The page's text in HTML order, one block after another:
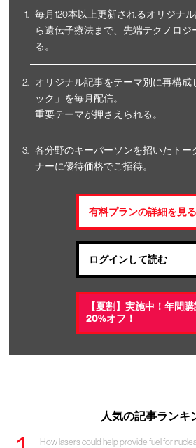
毎月120本以上更新されるオリジナ
ら遺伝子療法まで、先端テクノロジ
る。
オリジナル記事をテーマ別に再構成
ック」を毎月配信。
重要テーマが押さえられる。
各分野のキーパーソンを招いたトー
ナーに優待価格でご招待。
有料プランの詳細を見る
ログインして読む
【夏割】実施中！年間
20%オフ！
人気の記事ランキ
How lasers could help provide fuel for